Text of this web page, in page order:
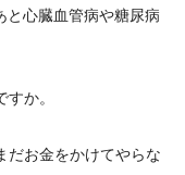
と心臓血管病や糖尿病
か。
お金をかけてやらな